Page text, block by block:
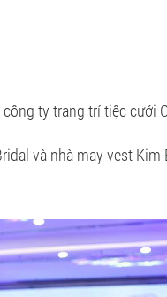
ty trang trí tiệc cưới
và nhà may vest Kim